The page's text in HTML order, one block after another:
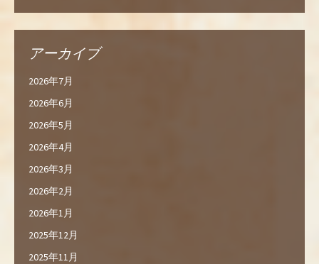
アーカイブ
2026年7月
2026年6月
2026年5月
2026年4月
2026年3月
2026年2月
2026年1月
2025年12月
2025年11月